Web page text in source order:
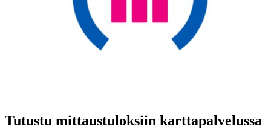
Tutustu mittaustuloksiin karttapalvelussa